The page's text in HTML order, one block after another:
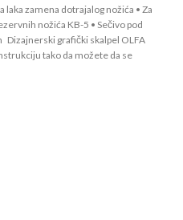
laka zamena dotrajalog nožića • Za
nožića KB-5 • Sečivo pod
Dizajnerski grafički skalpel OLFA
tako da možete da se
oštrinu. Oblik ovog skalpela
i stabilnost tokom upotrebe i
rukom. Takođe, zubni
i kada radite sa materijalima poput
se prodaje zasebno uključuje 30